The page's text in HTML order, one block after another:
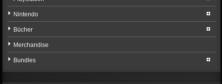
Nintendo
Bücher
Merchandise
Bundles